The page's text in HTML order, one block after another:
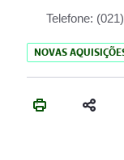
Telefone:
NOVAS